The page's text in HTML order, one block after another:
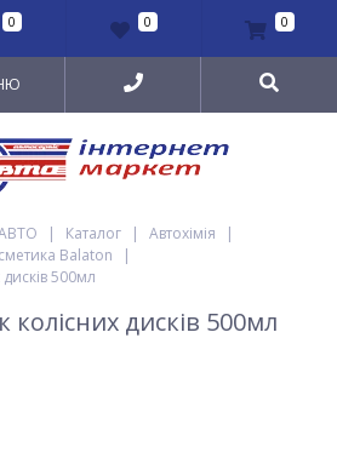
0 0 0
| Каталог | Автохімія
|
Balaton
|
500мл
дисків 500мл